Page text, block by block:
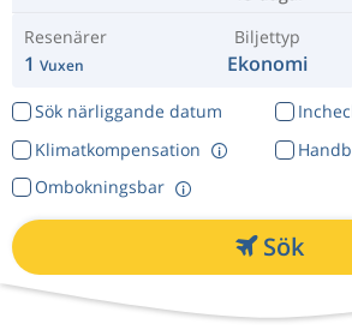
Resenärer
1 Vuxen
Biljettyp
Ekonomi
Sök närliggande datum
Klimatkompensation
Ombokningsbar
Sök